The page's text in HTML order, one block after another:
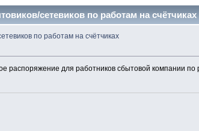
сетевиков по работам на
по работам на счётчиках
распоряжение для работников сбытовой компании